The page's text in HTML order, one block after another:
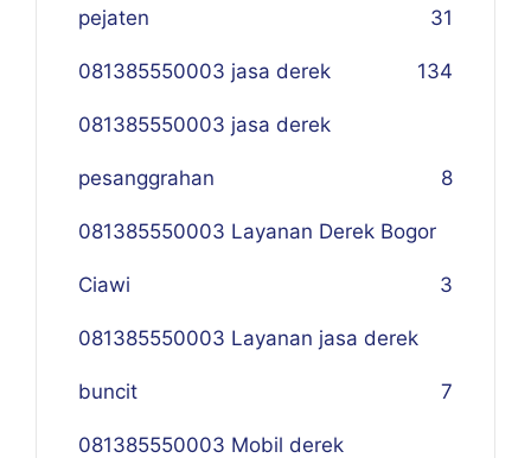
pejaten 31
081385550003 jasa derek 134
081385550003 jasa derek
pesanggrahan 8
081385550003 Layanan Derek Bogor
Ciawi 3
081385550003 Layanan jasa derek
buncit 7
081385550003 Mobil derek